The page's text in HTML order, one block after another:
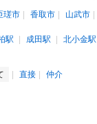
瑳市 香取市 山武市
駅 成田駅 北小金駅
直接 仲介